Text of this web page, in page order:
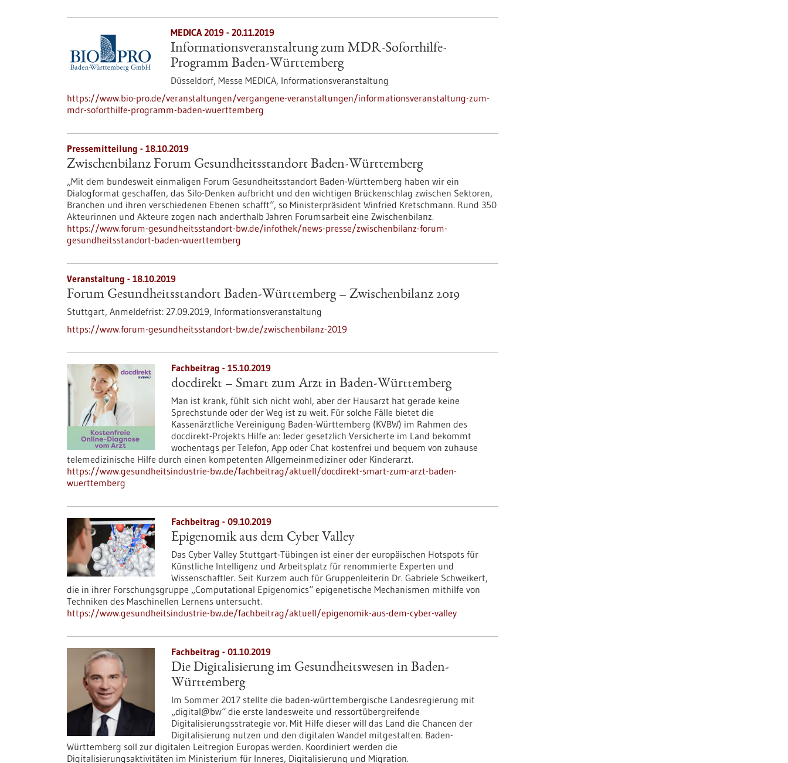
MEDICA 2019 - 20.11.2019
Informationsveranstaltung zum MDR-Soforthilfe-
Programm Baden-Württemberg
Düsseldorf, Messe MEDICA, Informationsveranstaltung
https://www.bio-pro.de/veranstaltungen/vergangene-veranstaltungen/informationsveranstaltung-zum-
mdr-soforthilfe-programm-baden-wuerttemberg
Pressemitteilung - 18.10.2019
Zwischenbilanz Forum Gesundheitsstandort Baden-Württemberg
„Mit dem bundesweit einmaligen Forum Gesundheitsstandort Baden-Württemberg haben wir ein
Dialogformat geschaffen, das Silo-Denken aufbricht und den wichtigen Brückenschlag zwischen Sektoren,
Branchen und ihren verschiedenen Ebenen schafft“, so Ministerpräsident Winfried Kretschmann. Rund 350
Akteurinnen und Akteure zogen nach anderthalb Jahren Forumsarbeit eine Zwischenbilanz.
https://www.forum-gesundheitsstandort-bw.de/infothek/news-presse/zwischenbilanz-forum-
gesundheitsstandort-baden-wuerttemberg
Veranstaltung - 18.10.2019
Forum Gesundheitsstandort Baden-Württemberg – Zwischenbilanz 2019
Stuttgart, Anmeldefrist: 27.09.2019, Informationsveranstaltung
https://www.forum-gesundheitsstandort-bw.de/zwischenbilanz-2019
Fachbeitrag - 15.10.2019
docdirekt – Smart zum Arzt in Baden-Württemberg
Man ist krank, fühlt sich nicht wohl, aber der Hausarzt hat gerade keine
Sprechstunde oder der Weg ist zu weit. Für solche Fälle bietet die
Kassenärztliche Vereinigung Baden-Württemberg (KVBW) im Rahmen des
docdirekt-Projekts Hilfe an: Jeder gesetzlich Versicherte im Land bekommt
wochentags per Telefon, App oder Chat kostenfrei und bequem von zuhause
telemedizinische Hilfe durch einen kompetenten Allgemeinmediziner oder Kinderarzt.
https://www.gesundheitsindustrie-bw.de/fachbeitrag/aktuell/docdirekt-smart-zum-arzt-baden-
wuerttemberg
Fachbeitrag - 09.10.2019
Epigenomik aus dem Cyber Valley
Das Cyber Valley Stuttgart-Tübingen ist einer der europäischen Hotspots für
Künstliche Intelligenz und Arbeitsplatz für renommierte Experten und
Wissenschaftler. Seit Kurzem auch für Gruppenleiterin Dr. Gabriele Schweikert,
die in ihrer Forschungsgruppe „Computational Epigenomics“ epigenetische Mechanismen mithilfe von
Techniken des Maschinellen Lernens untersucht.
https://www.gesundheitsindustrie-bw.de/fachbeitrag/aktuell/epigenomik-aus-dem-cyber-valley
Fachbeitrag - 01.10.2019
Die Digitalisierung im Gesundheitswesen in Baden-
Württemberg
Im Sommer 2017 stellte die baden-württembergische Landesregierung mit
„digital@bw“ die erste landesweite und ressortübergreifende
Digitalisierungsstrategie vor. Mit Hilfe dieser will das Land die Chancen der
Digitalisierung nutzen und den digitalen Wandel mitgestalten. Baden-
Württemberg soll zur digitalen Leitregion Europas werden. Koordiniert werden die
Digitalisierungsaktivitäten im Ministerium für Inneres, Digitalisierung und Migration.